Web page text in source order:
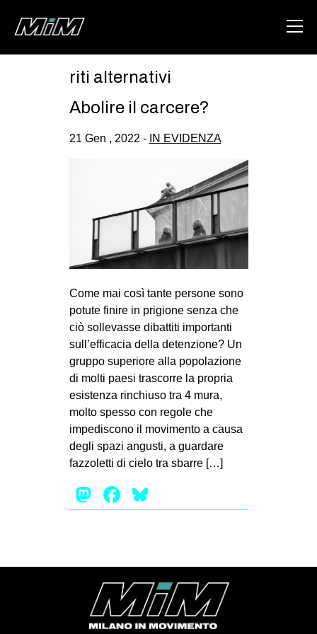
GAZA FREESTYLE
CSOA LAMBRETTA
MSM
STUDENTI TSUNAMI
ZAM
MILANO
MOBILITAZIONI
SPAZI
SPORT POPOLARE
MOVIMENTI
AMBIENTE
DIRITTO ALL’ABITARE
REPRESSIONE
STUDENTI
riti alternativi
Abolire il carcere?
21 Gen , 2022 - IN EVIDENZA
Come mai così tante persone sono
potute finire in prigione senza che
ciò sollevasse dibattiti importanti
sull’efficacia della detenzione? Un
gruppo superiore alla popolazione
di molti paesi trascorre la propria
esistenza rinchiuso tra 4 mura,
molto spesso con regole che
impediscono il movimento a causa
degli spazi angusti, a guardare
fazzoletti di cielo tra sbarre […]
Mastodon
Facebook